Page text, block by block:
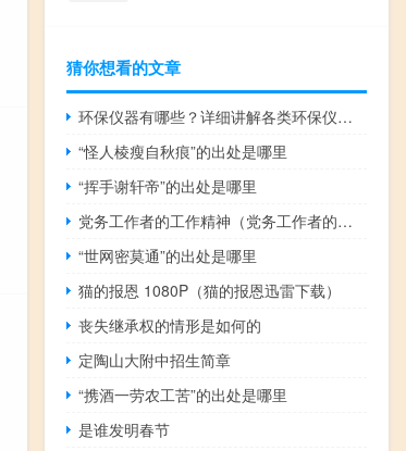
猜你想看的文章
环保仪器有哪些？详细讲解各类环保仪器的使用方法
“怪人棱瘦自秋痕”的出处是哪里
“挥手谢轩帝”的出处是哪里
党务工作者的工作精神（党务工作者的职责）
“世网密莫通”的出处是哪里
猫的报恩 1080P（猫的报恩迅雷下载）
丧失继承权的情形是如何的
定陶山大附中招生简章
“携酒一劳农工苦”的出处是哪里
是谁发明春节